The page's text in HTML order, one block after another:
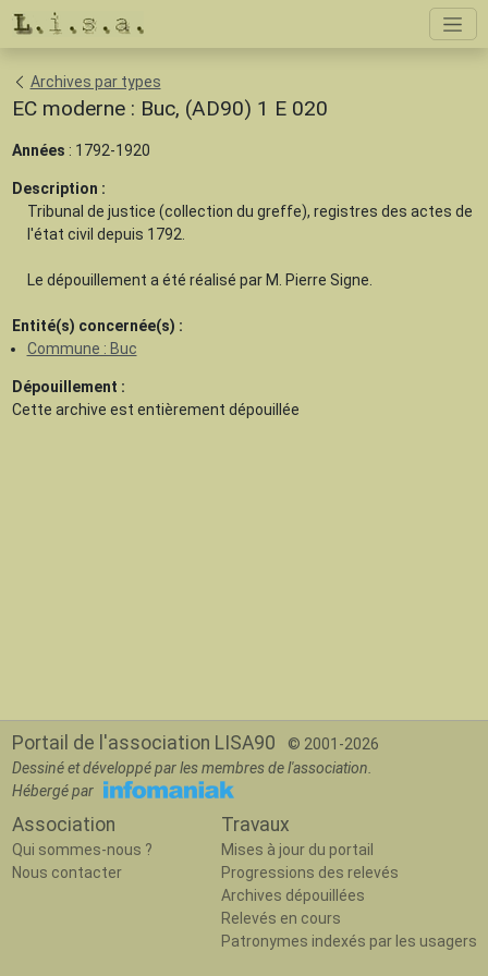
Archives par types
EC moderne : Buc, (AD90) 1 E 020
Années : 1792-1920
Description :
Tribunal de justice (collection du greffe), registres des actes de
l'état civil depuis 1792.
Le dépouillement a été réalisé par M. Pierre Signe.
Entité(s) concernée(s) :
Commune : Buc
Dépouillement :
Cette archive est entièrement dépouillée
Portail de l'association LISA90
© 2001-2026
Dessiné et développé par les membres de l'association.
Hébergé par
Association
Qui sommes-nous ?
Nous contacter
Travaux
Mises à jour du portail
Progressions des relevés
Archives dépouillées
Relevés en cours
Patronymes indexés par les usagers